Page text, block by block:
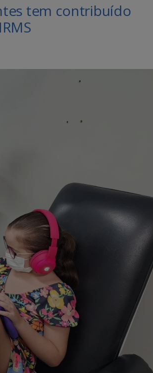
tem contribuído